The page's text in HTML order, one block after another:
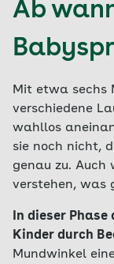
Ab
Mit etwa sechs
verschiedene
wahllos
sie noch nicht,
genau zu. Auch
verstehen, was
In dieser
Kinder durch
Mundwinkel